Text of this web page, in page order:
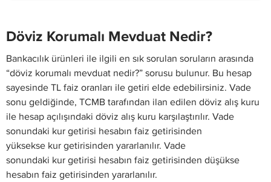
Döviz Korumalı Mevduat Nedir?
Bankacılık ürünleri ile ilgili en sık sorulan soruların arasında
“döviz korumalı mevduat nedir?” sorusu bulunur. Bu hesap
sayesinde TL faiz oranları ile getiri elde edebilirsiniz. Vade
sonu geldiğinde, TCMB tarafından ilan edilen döviz alış kuru
ile hesap açılışındaki döviz alış kuru karşılaştırılır. Vade
sonundaki kur getirisi hesabın faiz getirisinden
yüksekse kur getirisinden yararlanılır. Vade
sonundaki kur getirisi hesabın faiz getirisinden düşükse
hesabın faiz getirisinden yararlanılır.